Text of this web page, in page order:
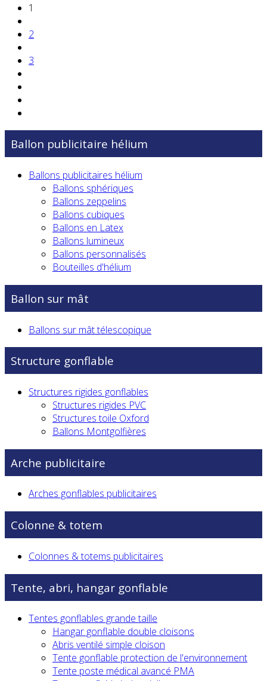
1
2
3
Ballon publicitaire hélium
Ballons publicitaires hélium
Ballons sphériques
Ballons zeppelins
Ballons cubiques
Ballons en Latex
Ballons lumineux
Ballons personnalisés
Bouteilles d'hélium
Ballon sur mât
Ballons sur mât télescopique
Structure gonflable
Structures rigides gonflables
Structures rigides PVC
Structures toile Oxford
Ballons Montgolfières
Arche publicitaire
Arches gonflables publicitaires
Colonne & totem
Colonnes & totems publicitaires
Tente, abri, hangar gonflable
Tentes gonflables grande taille
Hangar gonflable double cloisons
Abris ventilé simple cloison
Tente gonflable protection de l'environnement
Tente poste médical avancé PMA